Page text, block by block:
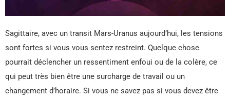
Sagittaire, avec un transit Mars-Uranus aujourd’hui, les tensions
sont fortes si vous vous sentez restreint. Quelque chose
pourrait déclencher un ressentiment enfoui ou de la colère, ce
qui peut très bien être une surcharge de travail ou un
changement d’horaire. Si vous ne savez pas si vous devez être